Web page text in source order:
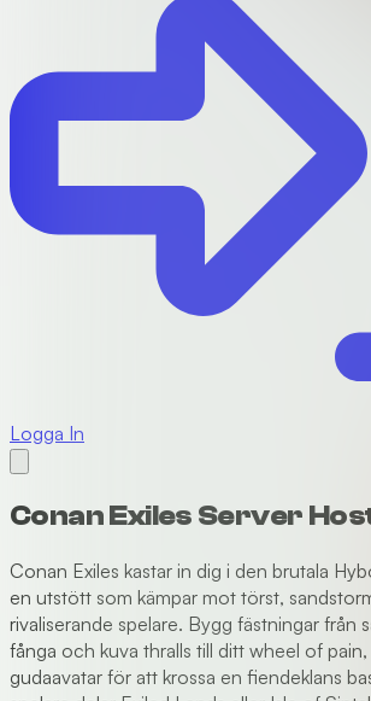
Logga In
Conan Exiles Server
Conan Exiles kastar in dig i den brutala
en utstött som kämpar mot törst,
rivaliserande spelare. Bygg fästningar från
fånga och kuva thralls till ditt wheel of
gudaavatar för att krossa en fiendeklans